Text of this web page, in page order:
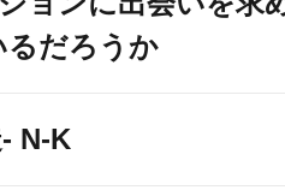
るだろうか
N-K